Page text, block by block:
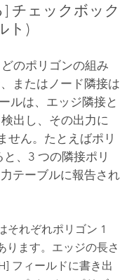
チェックボック
ト)
のポリゴンの組み
またはノード隣接は
ルは、エッジ隣接と
出し、その出力に
せん。たとえばポリ
、3 つの隣接ポリ
テーブルに報告され
それぞれポリゴン 1
ります。エッジの長さ
フィールドに書き出